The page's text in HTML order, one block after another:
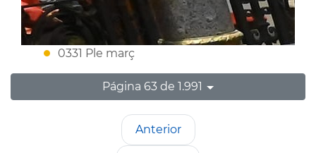
0331 Ple març
Página 63 de 1.991
Anterior